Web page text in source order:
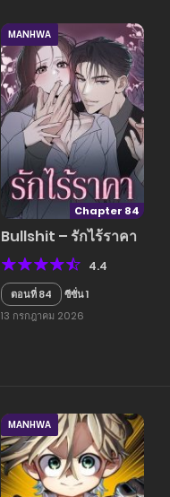
Chapter 84
MANHWA
Bullshit – รักไร้ราคา
4.4
ตอนที่ 84
ซีซั่น 1
13 กรกฎาคม 2026
MANHWA